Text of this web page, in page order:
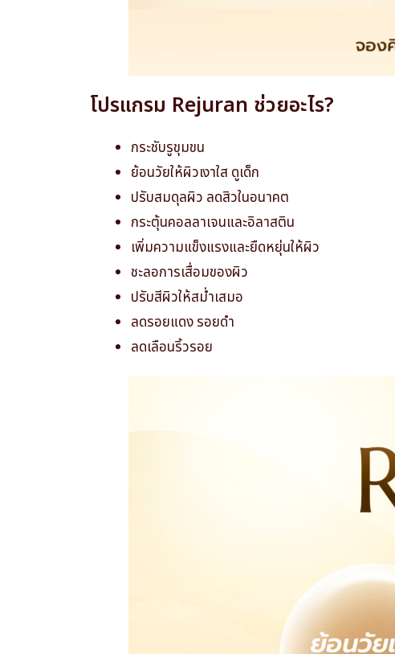
โปรแกรม Rejuran ช่วยอะไร?
กระชับรูขุมขน
ย้อนวัยให้ผิวเงาใส ดูเด็ก
ปรับสมดุลผิว ลดสิวในอนาคต
กระตุ้นคอลลาเจนและอิลาสติน
เพิ่มความแข็งแรงและยืดหยุ่นให้ผิว
ชะลอการเสื่อมของผิว
ปรับสีผิวให้สม่ำเสมอ
ลดรอยแดง รอยดำ
ลดเลือนริ้วรอย